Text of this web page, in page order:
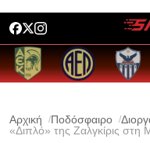
Αρχική Ποδόσφαιρο
«Διπλό» της Ζαλγκίρις στη